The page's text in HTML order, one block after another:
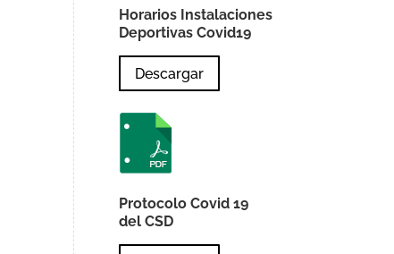
Horarios Instalaciones
Deportivas Covid19
Descargar
Protocolo Covid 19
del CSD